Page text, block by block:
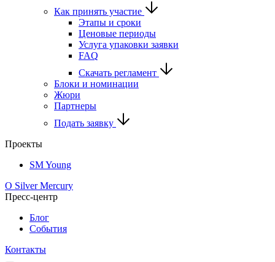
Как принять участие
Этапы и сроки
Ценовые периоды
Услуга упаковки заявки
FAQ
Скачать регламент
Блоки и номинации
Жюри
Партнеры
Подать заявку
Проекты
SM Young
О Silver Mercury
Пресс-центр
Блог
События
Контакты